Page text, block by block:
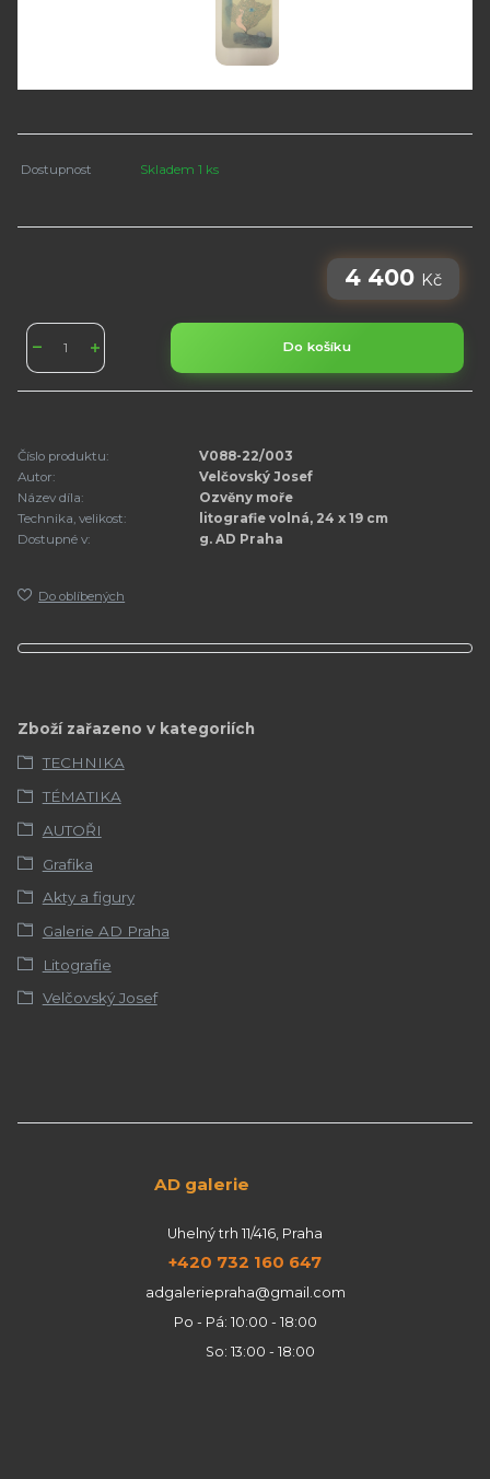
Dostupnost Skladem 1 ks
4 400 Kč
Do košíku
Číslo produktu:
V088-22/003
Autor:
Velčovský Josef
Název díla:
Ozvěny moře
Technika, velikost:
litografie volná, 24 x 19 cm
Dostupné v:
g. AD Praha
Do oblíbených
Zboží zařazeno v kategoriích
TECHNIKA
TÉMATIKA
AUTOŘI
Grafika
Akty a figury
Galerie AD Praha
Litografie
Velčovský Josef
AD galerie
Uhelný trh 11/416, Praha
+420 732 160 647
adgaleriepraha@gmail.com
Po - Pá: 10:00 - 18:00
So: 13:00 - 18:00